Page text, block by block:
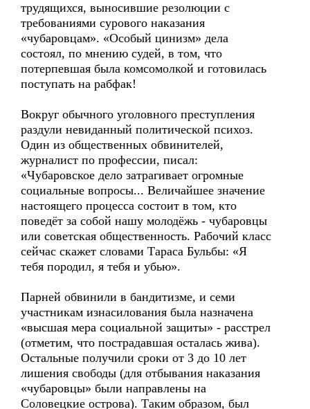
трудящихся, выносившие резолюции с
требованиями сурового наказания
«чубаровцам». «Особый цинизм» дела
состоял, по мнению судей, в том, что
потерпевшая была комсомолкой и готовилась
поступать на рабфак!
Вокруг обычного уголовного преступления
раздули невиданный политической психоз.
Один из общественных обвинителей,
журналист по профессии, писал:
«Чубаровское дело затрагивает огромные
социальные вопросы... Величайшее значение
настоящего процесса состоит в том, кто
поведёт за собой нашу молодёжь - чубаровцы
или советская общественность. Рабочий класс
сейчас скажет словами Тараса Бульбы: «Я
тебя породил, я тебя и убью».
Парней обвинили в бандитизме, и семи
участникам изнасилования была назначена
«высшая мера социальной защиты» - расстрел
(отметим, что пострадавшая осталась жива).
Остальные получили сроки от 3 до 10 лет
лишения свободы (для отбывания наказания
«чубаровцы» были направлены на
Соловецкие острова). Таким образом, был